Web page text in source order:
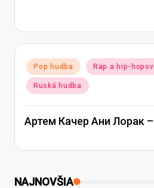
Posted
in
Pop hudba Rap a hip-
Ruská hudba
Артем Качер Ани Лорак
NAJNOVŠIA